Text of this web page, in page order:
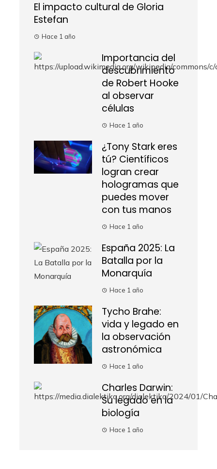
El impacto cultural de Gloria
Estefan
Hace 1 año
Importancia del
descubrimiento
de Robert Hooke
al observar
células
Hace 1 año
¿Tony Stark eres
tú? Científicos
logran crear
hologramas que
puedes mover
con tus manos
Hace 1 año
España 2025: La
Batalla por la
Monarquía
Hace 1 año
Tycho Brahe:
vida y legado en
la observación
astronómica
Hace 1 año
Charles Darwin:
Su legado en la
biología
Hace 1 año